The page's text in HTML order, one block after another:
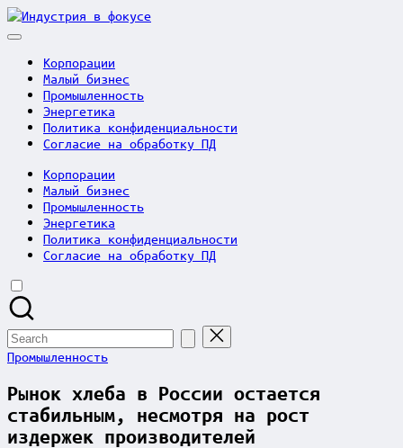
Skip
to
Индустрия
Корпорации
Малый бизнес
Промышленность
Энергетика
Политика конфиденциальности
Согласие на обработку ПД
Корпорации
Малый бизнес
Промышленность
Энергетика
Политика конфиденциальности
Согласие на обработку ПД
Search
for:
Posted
Промышленность
Рынок хлеба в России остается
стабильным, несмотря на рост
издержек производителей